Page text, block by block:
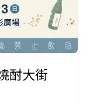
酎大街